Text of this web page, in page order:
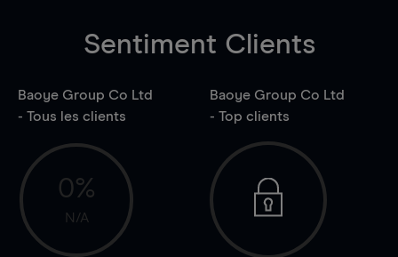
Sentiment Clients
Baoye Group Co Ltd
- Tous les clients
0%
N/A
Baoye Group Co Ltd
- Top clients